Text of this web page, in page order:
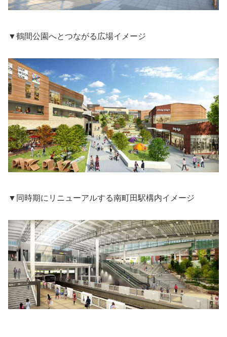
▼鶴間公園へとつながる広場イメージ
▼同時期にリニューアルする南町田駅構内イメージ